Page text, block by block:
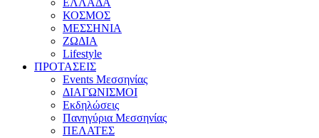
ΕΛΛΑΔΑ
ΚΟΣΜΟΣ
ΜΕΣΣΗΝΙΑ
ΖΩΔΙΑ
Lifestyle
ΠΡΟΤΑΣΕΙΣ
Events Μεσσηνίας
ΔΙΑΓΩΝΙΣΜΟΙ
Εκδηλώσεις
Πανηγύρια Μεσσηνίας
ΠΕΛΑΤΕΣ